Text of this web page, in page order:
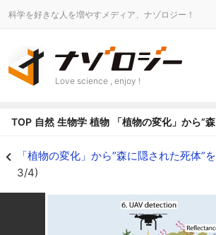
科学を好きな人を増やすメディア、ナゾロジー！
Love science , enjoy !
TOP 自然 生物学 植物 「植物の変化」から”
「植物の変化」から”森に隠された死体”
3/4)